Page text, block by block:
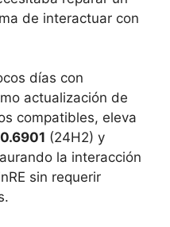
de interactuar con
días con
actualización de
compatibles, eleva
(24H2) y
la interacción
sin requerir